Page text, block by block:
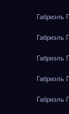
Габриэль
Габриэль
Габриэль
Габриэль
Габриэль